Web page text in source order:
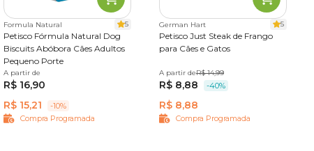
Formula Natural 5
Petisco Fórmula Natural Dog
Biscuits Abóbora Cães Adultos
Pequeno Porte
250 g
A partir de
R$ 16,90
R$ 15,21
-10%
Compra Programada
German Hart 5
Petisco Just Steak de Frango
para Cães e Gatos
55 g 75 g
A partir deR$ 14,99
R$ 8,88 -40%
R$ 8,88
Compra Programada